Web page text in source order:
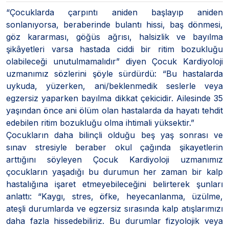
“Çocuklarda çarpıntı aniden başlayıp aniden
sonlanıyorsa, beraberinde bulantı hissi, baş dönmesi,
göz kararması, göğüs ağrısı, halsizlik ve bayılma
şikâyetleri varsa hastada ciddi bir ritim bozukluğu
olabileceği unutulmamalıdır” diyen Çocuk Kardiyoloji
uzmanımız sözlerini şöyle sürdürdü: “Bu hastalarda
uykuda, yüzerken, ani/beklenmedik seslerle veya
egzersiz yaparken bayılma dikkat çekicidir. Ailesinde 35
yaşından önce ani ölüm olan hastalarda da hayatı tehdit
edebilen ritim bozukluğu olma ihtimali yüksektir.”
Çocukların daha bilinçli olduğu beş yaş sonrası ve
sınav stresiyle beraber okul çağında şikayetlerin
arttığını söyleyen Çocuk Kardiyoloji uzmanımız
çocukların yaşadığı bu durumun her zaman bir kalp
hastalığına işaret etmeyebileceğini belirterek şunları
anlattı: “Kaygı, stres, öfke, heyecanlanma, üzülme,
ateşli durumlarda ve egzersiz sırasında kalp atışlarımızı
daha fazla hissedebiliriz. Bu durumlar fizyolojik veya